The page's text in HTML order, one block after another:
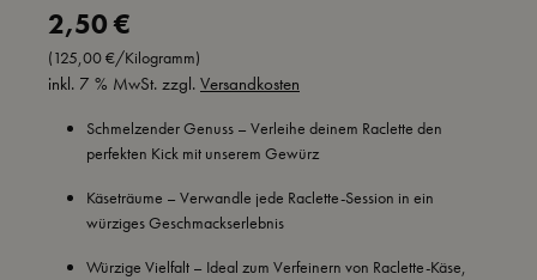
Regulärer Preis:
2,50 €
(125,00 €/Kilogramm)
inkl. 7 % MwSt. zzgl. Versandkosten
Schmelzender Genuss – Verleihe deinem Raclette den
perfekten Kick mit unserem Gewürz
Käseträume – Verwandle jede Raclette-Session in ein
würziges Geschmackserlebnis
Würzige Vielfalt – Ideal zum Verfeinern von Raclette-Käse,